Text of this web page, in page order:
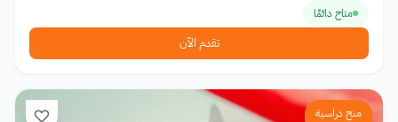
متاح دائمًا
تقدم الآن
منح دراسية